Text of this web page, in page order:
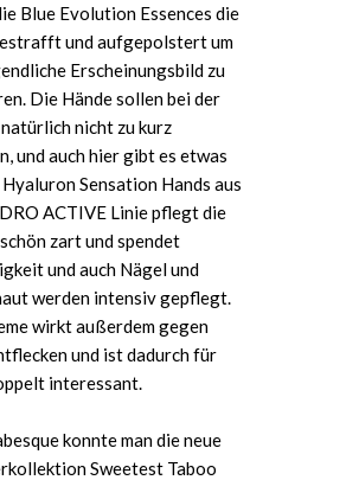
Blue Evolution Essences die
und aufgepolstert um
Erscheinungsbild zu
Die Hände sollen bei der
nicht zu kurz
und auch hier gibt es etwas
Hyaluron Sensation Hands aus
ACTIVE Linie pflegt die
zart und spendet
und auch Nägel und
werden intensiv gepflegt.
wirkt außerdem gegen
und ist dadurch für
interessant.
konnte man die neue
Sweetest Taboo